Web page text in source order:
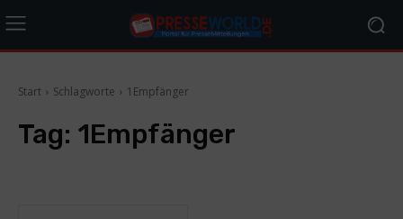
Start Schlagworte 1Empfänger
Tag: 1Empfänger